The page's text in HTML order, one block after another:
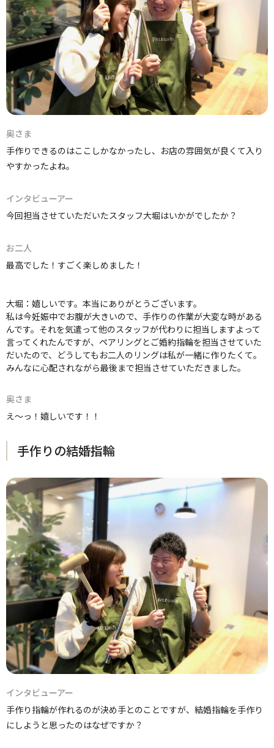
奥さま
手作りできるのはここしかなかったし、お店の雰囲気が良くて入り
やすかったよね。
インタビューアー
今回担当させていただいたスタッフ大堀はいかがでしたか？
お二人
最高でした！すごく楽しめました！
大堀：嬉しいです。本当にありがとうございます。
私は今妊娠中でお腹が大きいので、手作りの作業が大変な時がある
んです。それを気遣って他のスタッフが代わりに担当しますよって
言ってくれたんですが、ペアリングとご婚約指輪を担当させていた
だいたので、どうしてもお二人のリングは私が一緒に作りたくて。
みんなに心配されながら最後まで担当させていただきました。
奥さま
え～っ！嬉しいです！！
手作りの結婚指輪
インタビューアー
手作り指輪が作れるのが決め手とのことですが、結婚指輪を手作り
にしようと思ったのはなぜですか？